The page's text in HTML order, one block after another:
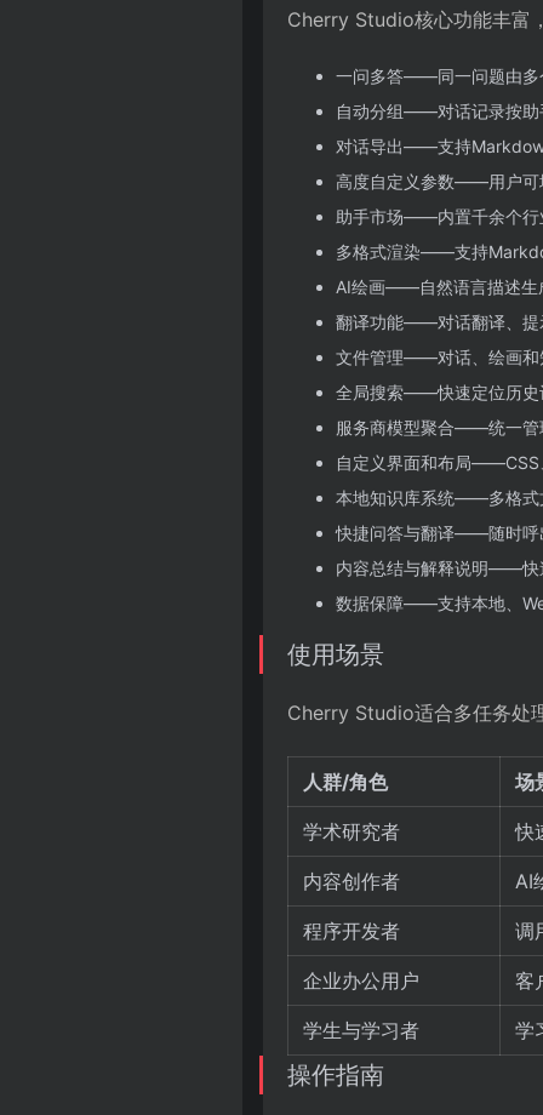
Cherry Studio核心功能丰富
一问多答——同一问题由多
自动分组——对话记录按助
对话导出——支持
高度自定义参数——用户可
助手市场——内置千余个行
多格式渲染——支持
AI绘画——自然语言描述生
翻译功能——对话翻译、提
文件管理——对话、绘画和
全局搜索——快速定位历史
服务商模型聚合——统一管
自定义界面和布局——CSS
本地知识库系统——多格式
快捷问答与翻译——随时呼
内容总结与解释说明——快
数据保障——支持本地、
使用场景
Cherry Studio适合多任务处
人群/角色 场
学术研究者 快
内容创作者 AI
程序开发者 调
企业办公用户 客
学生与学习者 学
操作指南